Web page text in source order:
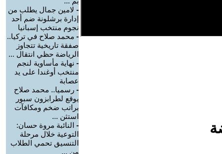
- لامين جمال يطلب من
إدارة برشلونة ضم أحد
نجوم منتخب إسبانيا
- محمد صلاح في تركيا..
صفقة تاريخية تتجاوز
الرياضة حظي انتقال ...
- نهاية مأساوية لنجم
منتخب أوغندا على يد
عصابة
- رسميا.. محمد صلاح
يوقع لطرابزون سبور
براتب ضخم ومكافآت
استثن ...
- النائبة مروة حسان:
التوعية خلال مرحلة
التنسيق تحمي الطلاب
من ...